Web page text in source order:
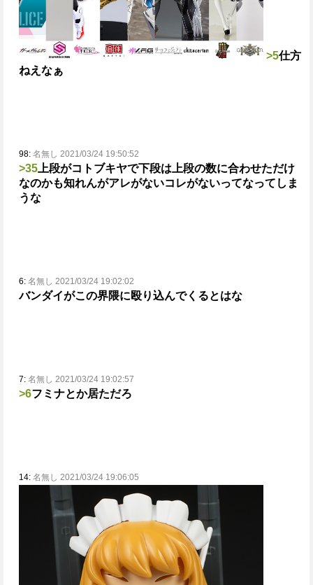
>5仕方
ねえなぁ
98: 名無し 2021/03/24 19:50:52
>35 上段がコトブキヤで下段は上段の数に合わせただけ
なのかも知れんがアレがないコレがないってなってしま
うな
6: 名無し 2021/03/24 19:02:02
バンダイがこの界隈に殴り込んでくるとはな
7: 名無し 2021/03/24 19:02:57
>6フミナとか居ただろ
14: 名無し 2021/03/24 19:06:05